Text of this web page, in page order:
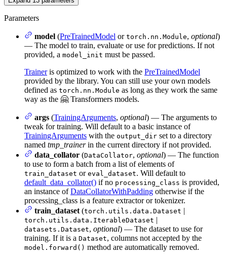
Parameters
model (PreTrainedModel or torch.nn.Module, optional)
— The model to train, evaluate or use for predictions. If not
provided, a model_init must be passed.
Traineris optimized to work with the PreTrainedModel
provided by the library. You can still use your own models
defined as torch.nn.Module as long as they work the same
way as the 🤗 Transformers models.
args (TrainingArguments, optional) — The arguments to
tweak for training. Will default to a basic instance of
TrainingArguments with the output_dir set to a directory
named tmp_trainerin the current directory if not provided.
data_collator (DataCollator, optional) — The function
to use to form a batch from a list of elements of
train_dataset or eval_dataset. Will default to
default_data_collator() if no processing_class is provided,
an instance ofDataCollatorWithPadding otherwise if the
processing_class is a feature extractor or tokenizer.
train_dataset (torch.utils.data.Dataset |
torch.utils.data.IterableDataset |
datasets.Dataset, optional) — The dataset to use for
training. If it is a Dataset, columns not accepted by the
model.forward() method are automatically removed.